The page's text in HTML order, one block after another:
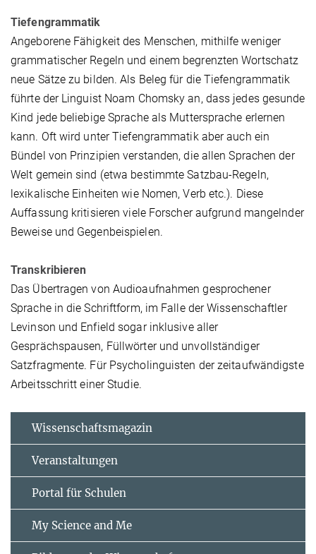
Tiefengrammatik
Angeborene Fähigkeit des Menschen, mithilfe weniger
grammatischer Regeln und einem begrenzten Wortschatz
neue Sätze zu bilden. Als Beleg für die Tiefengrammatik
führte der Linguist Noam Chomsky an, dass jedes gesunde
Kind jede beliebige Sprache als Muttersprache erlernen
kann. Oft wird unter Tiefengrammatik aber auch ein
Bündel von Prinzipien verstanden, die allen Sprachen der
Welt gemein sind (etwa bestimmte Satzbau-Regeln,
lexikalische Einheiten wie Nomen, Verb etc.). Diese
Auffassung kritisieren viele Forscher aufgrund mangelnder
Beweise und Gegenbeispielen.
Transkribieren
Das Übertragen von Audioaufnahmen gesprochener
Sprache in die Schriftform, im Falle der Wissenschaftler
Levinson und Enfield sogar inklusive aller
Gesprächspausen, Füllwörter und unvollständiger
Satzfragmente. Für Psycholinguisten der zeitaufwän­digste
Arbeitsschritt einer Studie.
Wissenschaftsmagazin
Veranstaltungen
Portal für Schulen
My Science and Me